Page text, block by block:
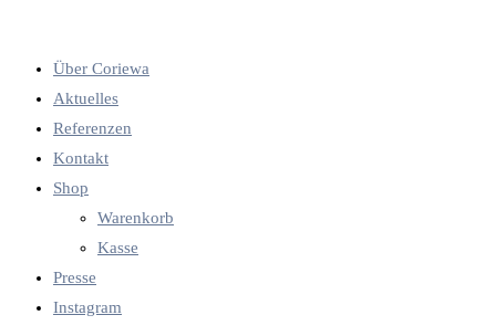
Über Coriewa
Aktuelles
Referenzen
Kontakt
Shop
Warenkorb
Kasse
Presse
Instagram